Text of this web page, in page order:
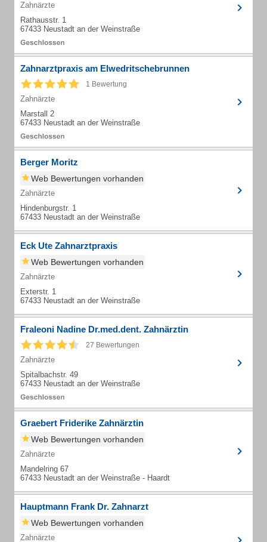
Zahnärzte
Rathausstr. 1
67433 Neustadt an der Weinstraße
Zahnarztpraxis am Elwedritschebrunnen
1 Bewertung
Zahnärzte
Marstall 2
67433 Neustadt an der Weinstraße
Berger Moritz
Web Bewertungen vorhanden
Zahnärzte
Hindenburgstr. 1
67433 Neustadt an der Weinstraße
Eck Ute Zahnarztpraxis
Web Bewertungen vorhanden
Zahnärzte
Exterstr. 1
67433 Neustadt an der Weinstraße
Fraleoni Nadine Dr.med.dent. Zahnärztin
27 Bewertungen
Zahnärzte
Spitalbachstr. 49
67433 Neustadt an der Weinstraße
Graebert Friderike Zahnärztin
Web Bewertungen vorhanden
Zahnärzte
Mandelring 67
67433 Neustadt an der Weinstraße - Haardt
Hauptmann Frank Dr. Zahnarzt
Web Bewertungen vorhanden
Zahnärzte